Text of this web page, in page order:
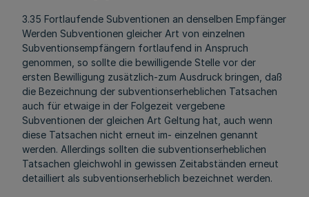
3.35 Fortlaufende Subventionen an denselben Empfänger
Werden Subventionen gleicher Art von einzelnen
Subventionsempfängern fortlaufend in Anspruch
genommen, so sollte die bewilligende Stelle vor der
ersten Bewilligung zusätzlich-zum Ausdruck bringen, daß
die Bezeichnung der subventionserheblichen Tatsachen
auch für etwaige in der Folgezeit vergebene
Subventionen der gleichen Art Geltung hat, auch wenn
diese Tatsachen nicht erneut im- einzelnen genannt
werden. Allerdings sollten die subventionserheblichen
Tatsachen gleichwohl in gewissen Zeitabständen erneut
detailliert als subventionserheblich bezeichnet werden.